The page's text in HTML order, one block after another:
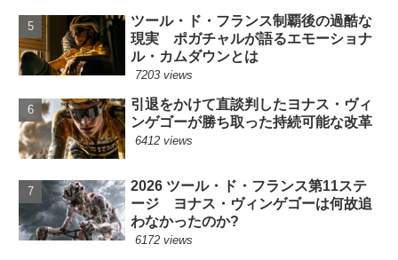
ツール・ド・フランス制覇後の過酷な
現実 ポガチャルが語るエモーショナ
ル・カムダウンとは
7203 views
引退をかけて直談判したヨナス・ヴィ
ンゲゴーが勝ち取った持続可能な改革
6412 views
2026 ツール・ド・フランス第11ステ
ージ ヨナス・ヴィンゲゴーは何故追
わなかったのか?
6172 views